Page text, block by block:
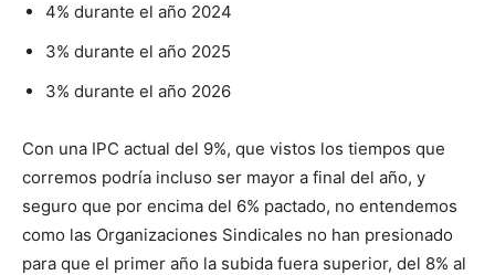
4% durante el año 2024
3% durante el año 2025
3% durante el año 2026
Con una IPC actual del 9%, que vistos los tiempos que
corremos podría incluso ser mayor a final del año, y
seguro que por encima del 6% pactado, no entendemos
como las Organizaciones Sindicales no han presionado
para que el primer año la subida fuera superior, del 8% al